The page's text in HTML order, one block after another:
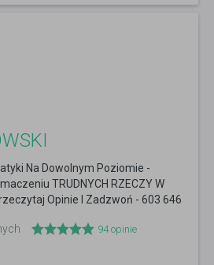
Na Dowolnym Poziomie -
TRUDNYCH RZECZY W
Opinie I Zadzwoń - 603 646
94opinie